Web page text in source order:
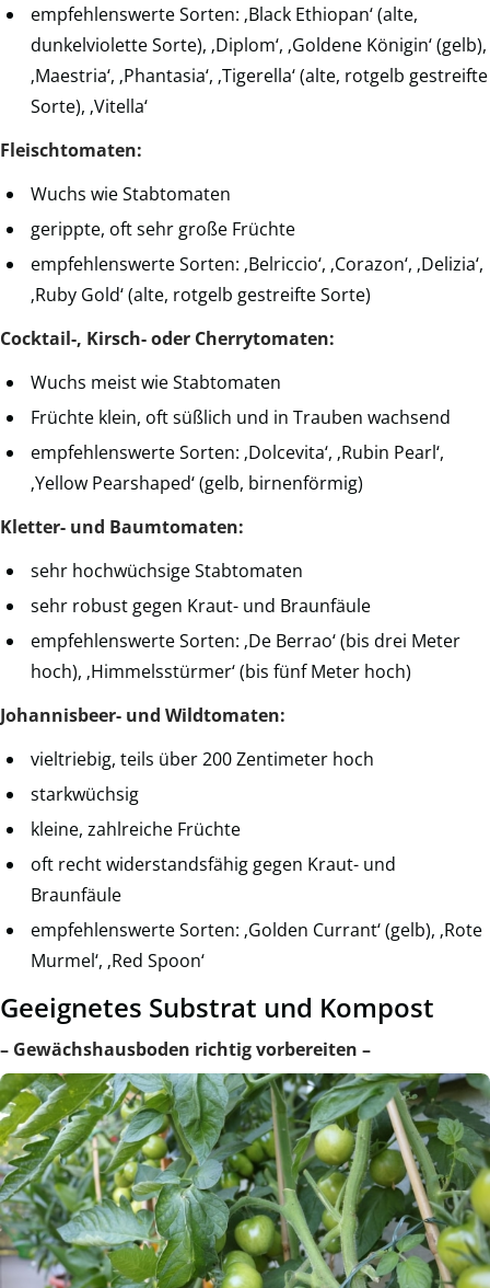
empfehlenswerte Sorten: ‚Black Ethiopan‘ (alte,
dunkelviolette Sorte), ‚Diplom‘, ‚Goldene Königin‘ (gelb),
‚Maestria‘, ‚Phantasia‘, ‚Tigerella‘ (alte, rotgelb gestreifte
Sorte), ‚Vitella‘
Fleischtomaten:
Wuchs wie Stabtomaten
gerippte, oft sehr große Früchte
empfehlenswerte Sorten: ‚Belriccio‘, ‚Corazon‘, ‚Delizia‘,
‚Ruby Gold‘ (alte, rotgelb gestreifte Sorte)
Cocktail-, Kirsch- oder Cherrytomaten:
Wuchs meist wie Stabtomaten
Früchte klein, oft süßlich und in Trauben wachsend
empfehlenswerte Sorten: ‚Dolcevita‘, ‚Rubin Pearl‘,
‚Yellow Pearshaped‘ (gelb, birnenförmig)
Kletter- und Baumtomaten:
sehr hochwüchsige Stabtomaten
sehr robust gegen Kraut- und Braunfäule
empfehlenswerte Sorten: ‚De Berrao‘ (bis drei Meter
hoch), ‚Himmelsstürmer‘ (bis fünf Meter hoch)
Johannisbeer- und Wildtomaten:
vieltriebig, teils über 200 Zentimeter hoch
starkwüchsig
kleine, zahlreiche Früchte
oft recht widerstandsfähig gegen Kraut- und
Braunfäule
empfehlenswerte Sorten: ‚Golden Currant‘ (gelb), ‚Rote
Murmel‘, ‚Red Spoon‘
Geeignetes Substrat und Kompost
– Gewächshausboden richtig vorbereiten –